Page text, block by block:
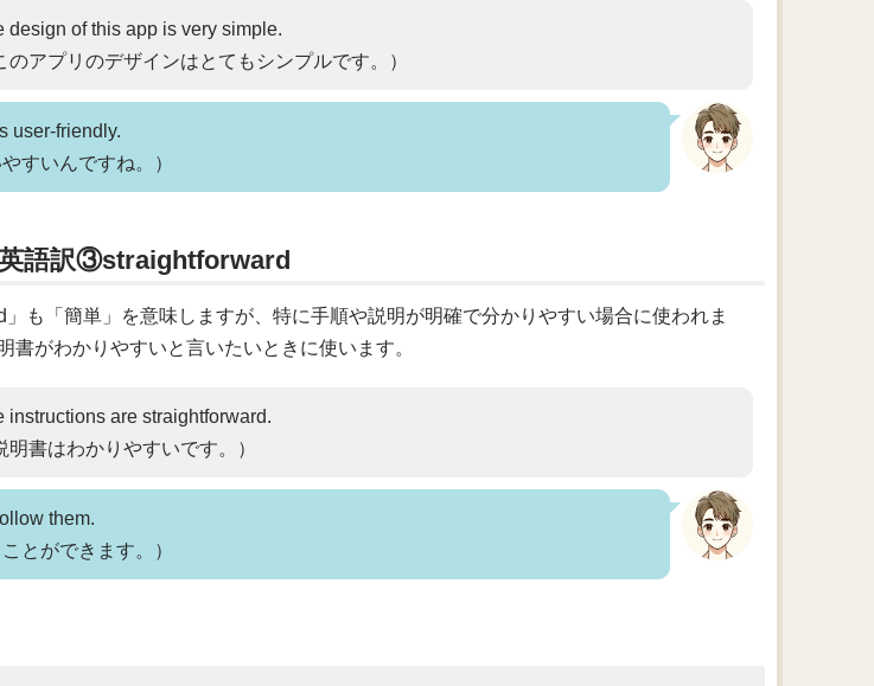
design of this app is very simple.
のアプリのデザインはとてもシンプルです。）
user-friendly.
すいんですね。）
英語訳③straightforward
」も「簡単」を意味しますが、特に手順や説明が明確で分かりやすい場合に使われま
書がわかりやすいと言いたいときに使います。
instructions are straightforward.
明書はわかりやすいです。）
them.
とができます。）